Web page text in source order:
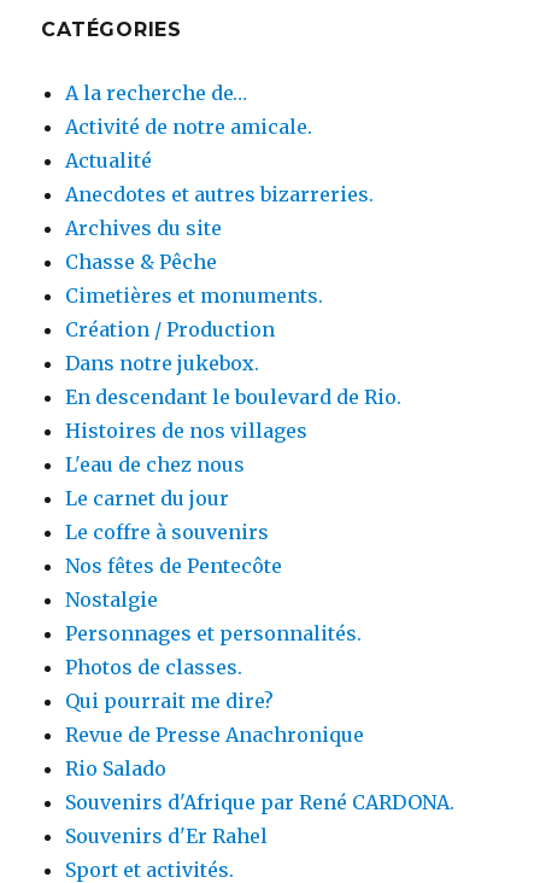
CATÉGORIES
A la recherche de…
Activité de notre amicale.
Actualité
Anecdotes et autres bizarreries.
Archives du site
Chasse & Pêche
Cimetières et monuments.
Création / Production
Dans notre jukebox.
En descendant le boulevard de Rio.
Histoires de nos villages
L'eau de chez nous
Le carnet du jour
Le coffre à souvenirs
Nos fêtes de Pentecôte
Nostalgie
Personnages et personnalités.
Photos de classes.
Qui pourrait me dire?
Revue de Presse Anachronique
Rio Salado
Souvenirs d'Afrique par René CARDONA.
Souvenirs d'Er Rahel
Sport et activités.